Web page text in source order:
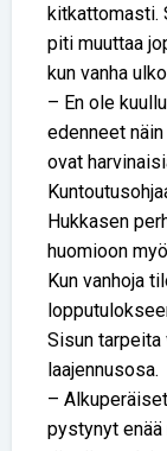
kitkattomasti.
piti muuttaa
kun vanha
– En ole
edenneet
ovat
Hukkasen
huomioon
Kun vanhoja
Sisun tarpeita
laajennusosa.
–
pystynyt enää